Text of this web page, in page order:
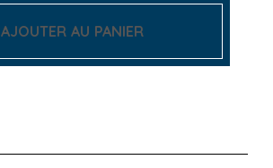
COLORAMA
BLEU
MARINE
AJOUTER AU PANIER